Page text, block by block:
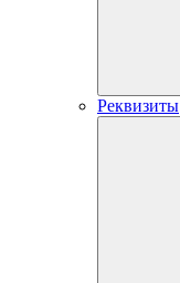
Реквизиты